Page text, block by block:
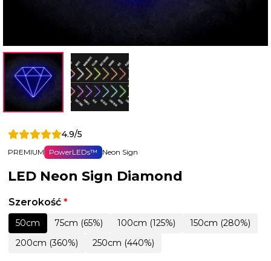
4.9/5
PREMIUM PowerLEDs™ Neon Sign
LED Neon Sign Diamond
Szerokość *
50cm 75cm (65%) 100cm (125%)
150cm (280%)
200cm (360%)
250cm (440%)